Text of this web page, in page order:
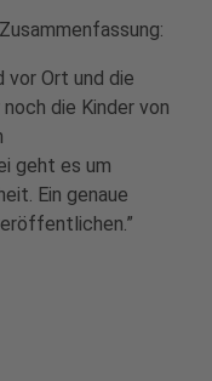
vor Ort und die
die Kinder von
geht es um
Ein genaue